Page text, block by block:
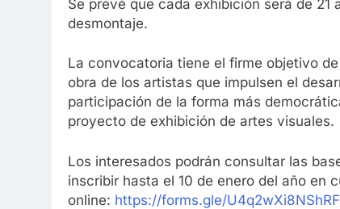
Se prevé que cada exhibición será de
desmontaje.
La convocatoria tiene el firme objetivo
obra de los artistas que impulsen el
participación de la forma más
proyecto de exhibición de artes visuales.
Los interesados podrán consultar las
inscribir hasta el 10 de enero del año en
online: https://forms.gle/